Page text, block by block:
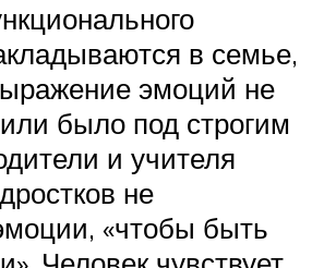
в семье,
эмоций не
было под строгим
и учителя
не
«чтобы быть